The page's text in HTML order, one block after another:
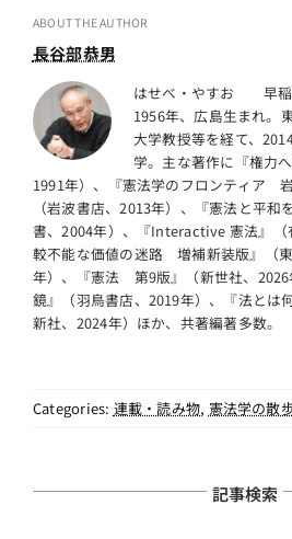
ABOUT THE AUTHOR
長谷部恭男
はせべ・やすお 早稲
1956年、広島生まれ。
大学教授等を経て、
学。主な著作に『権力
1991年）、『憲法学のフロンティア
（岩波書店、2013年）、『憲法と平
書、2004年）、『Interactive 憲法』（
較不能な価値の迷路 増補新装版』（
年）、『憲法 第9版』（新世社、2026
鏡』（羽鳥書店、2019年）、『法と
新社、2024年）ほか、共著編著多数。
Categories: 連載・読み物, 憲法学の散
記事検索